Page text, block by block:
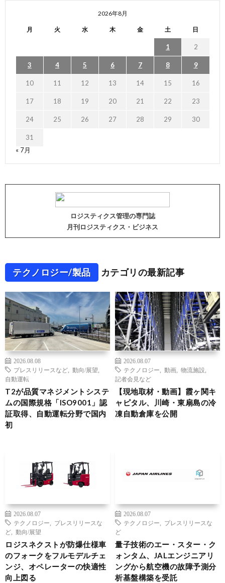
2026年8月
月 火 水 木 金 土 日
1 2
3 4 5 6 7 8 9
10 11 12 13 14 15 16
17 18 19 20 21 22 23
24 25 26 27 28 29 30
31
« 7月
ロジスティクス管理の専門誌
月刊ロジスティクス・ビジネス
テクノロジー/製品 カテゴリの最新記事
2026.08.08
プレスリリースなど
動向/展望
自動運転
T2が品質マネジメントシステ
ムの国際規格「ISO9001」認
証取得、自動運転分野で国内
初
2026.08.07
テクノロジー
動画 物流施設
記者会見など
【現地取材・動画】霞ヶ関キ
ャピタル、川崎・東扇島の冷
凍自動倉庫を公開
2026.08.07
テクノロジー
プレスリリースな
ど
動向/展望
ロジスネクストが防爆仕様車
のフォークをフルモデルチェ
ンジ、オペレーターの快適性
向上図る
2026.08.07
テクノロジー
プレスリリースな
ど
量子技術のエー・スター・ク
ォンタム、JALエンジニアリ
ングから航空機の故障予測分
析基盤構築を受託